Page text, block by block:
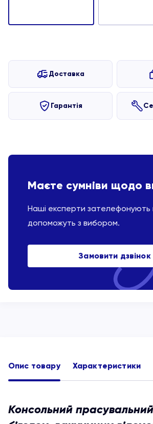
Доставка
Гарантія
Маєте сумніви щодо
Наші експерти зателефонують
допоможуть з вибором.
Замовити дзвінок
Опис товару Характеристики
Консольний прасувальний